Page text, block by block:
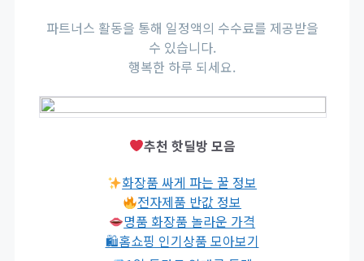
파트너스 활동을 통해 일정액의 수수료를 제공받을
수 있습니다.
행복한 하루 되세요.
추천 핫딜방 모음
화장품 싸게 파는 꿀 정보
전자제품 반값 정보
명품 화장품 놀라운 가격
🛍홈쇼핑 인기상품 모아보기